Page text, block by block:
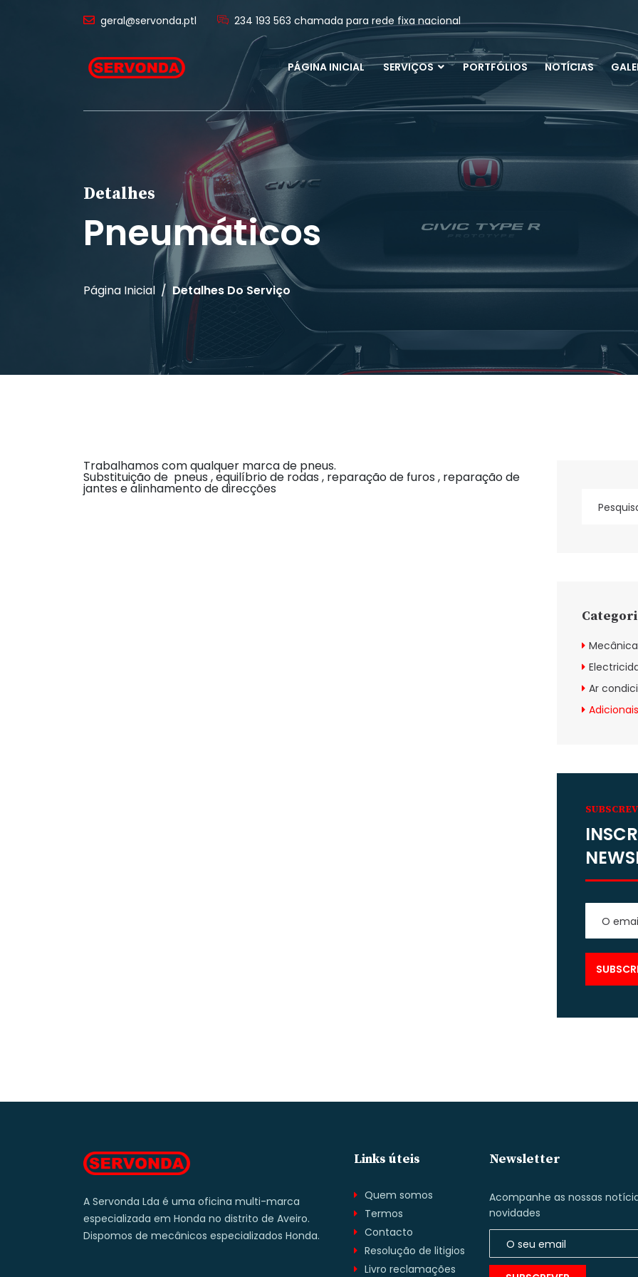
geral@servonda.ptl 234 193 563 chamada para rede fixa nacional
PÁGINA INICIAL SERVIÇOS PORTFÓLIOS NOTÍCIAS
Detalhes
Pneumáticos
Página Inicial Detalhes Do Serviço
Trabalhamos com qualquer marca de pneus.
Substituição de pneus , equilíbrio de rodas , reparação de furos , reparação de
jantes e alinhamento de direcções
Ar
Adicionais
A Servonda Lda é uma oficina multi-marca
especializada em Honda no distrito de Aveiro.
Dispomos de mecânicos especializados Honda.
Links úteis
Quem somos
Termos
Contacto
Resolução de litigios
Livro reclamações
Newsletter
Acompanhe as nossas
novidades